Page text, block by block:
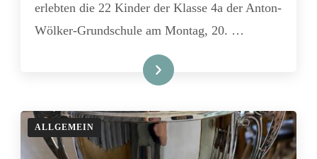
erlebten die 22 Kinder der Klasse 4a der Anton-
Wölker-Grundschule am Montag, 20. …
Lies mehr
ALLGEMEIN